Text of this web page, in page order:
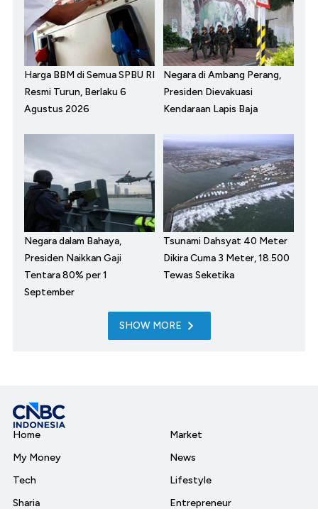
Harga BBM di Semua SPBU RI
Resmi Turun, Berlaku 6
Agustus 2026
Negara di Ambang Perang,
Presiden Dievakuasi
Kendaraan Lapis Baja
Negara dalam Bahaya,
Presiden Naikkan Gaji
Tentara 80% per 1
September
Tsunami Dahsyat 40 Meter
Dikira Cuma 3 Meter, 18.500
Tewas Seketika
SHOW MORE
Home
My Money
Tech
Sharia
Market
News
Lifestyle
Entrepreneur